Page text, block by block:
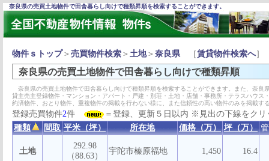
奈良県の売買土地物件で田舎暮らし向けで種類昇順を検索することができます。
物件ｓトップ＞ 売買物件検索 ＞ 土地＞ 奈良県［賃貸物件検索へ］
奈良県の売買土地物件で田舎暮らし向けで種類昇順
奈良県の売買土地物件で田舎暮らし向けで種類昇順を検索することができます。また、奈
貸主売主登録物件・マンション・アパート・戸建・別荘・土地・店舗・事務所・テラスハウ
約済物件、おとり物件、重複物件の掲載を行わない様に、また信頼性の高い物件のみを掲載す
登録売買物件2件
＝登録、更新５日以内 ※見出の下線をク
種類
間取 平米（坪） 所在地 価格（万） 坪（万）
土地
292.98
（88.63）
宇陀市榛原福地 1,450 16.4